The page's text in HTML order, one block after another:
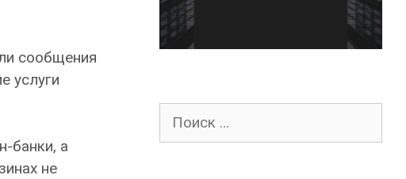
сообщения
услуги
банки, а
не
Поиск